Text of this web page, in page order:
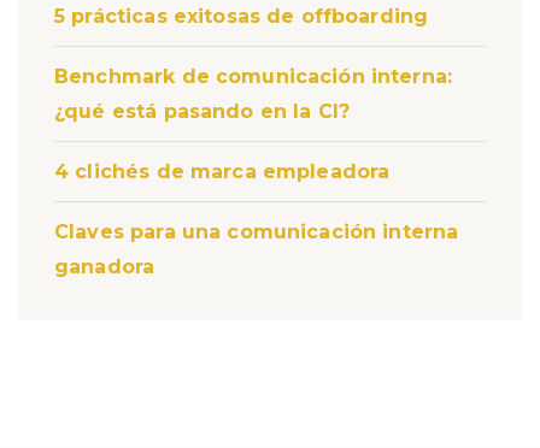
5 prácticas exitosas de offboarding
Benchmark de comunicación interna:
¿qué está pasando en la CI?
4 clichés de marca empleadora
Claves para una comunicación interna
ganadora